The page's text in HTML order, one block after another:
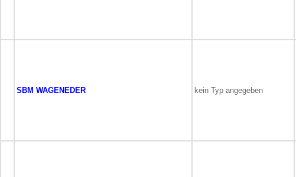
SBM WAGENEDER kein Typ angegeben